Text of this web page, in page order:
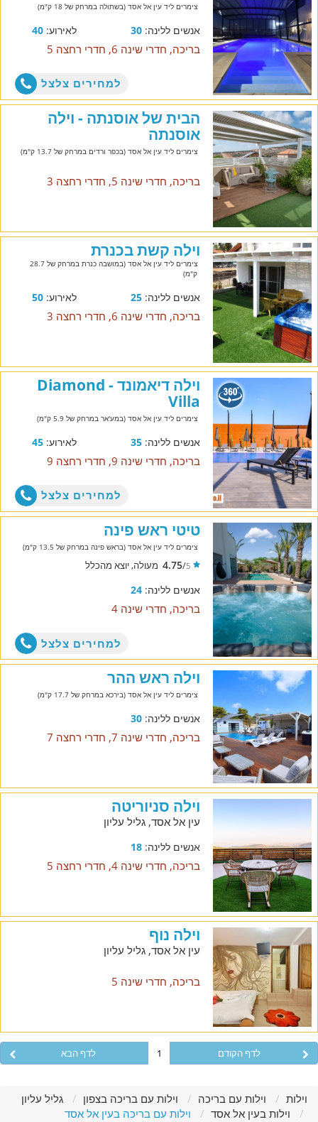
צימרים ליד עין אל אסד (בשתולה במרחק של 18 ק"מ)
אנשים ללינה:30 לאירוע:40
בריכה, חדרי שינה 6, חדרי רחצה 5
למחירים צלצל
הבית של אוסנתה - וילה
אוסנתה
צימרים ליד עין אל אסד (בכפר ורדים במרחק של 13.7 ק"מ)
בריכה, חדרי שינה 5, חדרי רחצה 3
וילה קשת בכנרת
צימרים ליד עין אל אסד (במושבה כנרת במרחק של 28.7
ק"מ)
אנשים ללינה:25 לאירוע:50
בריכה, חדרי שינה 6, חדרי רחצה 3
וילה דיאמונד - Diamond
Villa
צימרים ליד עין אל אסד (במע'אר במרחק של 5.9 ק"מ)
אנשים ללינה:35 לאירוע:45
בריכה, חדרי שינה 9, חדרי רחצה 9
למחירים צלצל
טיטי ראש פינה
צימרים ליד עין אל אסד (בראש פינה במרחק של 13.5 ק"מ)
5
/
4.75 מעולה, יוצא מהכלל
אנשים ללינה:24
בריכה, חדרי שינה 4
למחירים צלצל
וילה ראש ההר
צימרים ליד עין אל אסד (בירכא במרחק של 17.7 ק"מ)
אנשים ללינה:30
בריכה, חדרי שינה 7, חדרי רחצה 7
וילה סניוריטה
עין אל אסד, גליל עליון
אנשים ללינה:18
בריכה, חדרי שינה 4, חדרי רחצה 5
וילה נוף
עין אל אסד, גליל עליון
בריכה, חדרי שינה 5
לדף הקודם 1 לדף הבא
וילות וילות עם בריכה וילות עם בריכה בצפון
גליל עליון
וילות בעין אל אסד
וילות עם בריכה בעין אל אסד